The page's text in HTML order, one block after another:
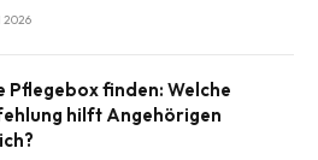
2026
Pflegebox finden: Welche
hilft Angehörigen